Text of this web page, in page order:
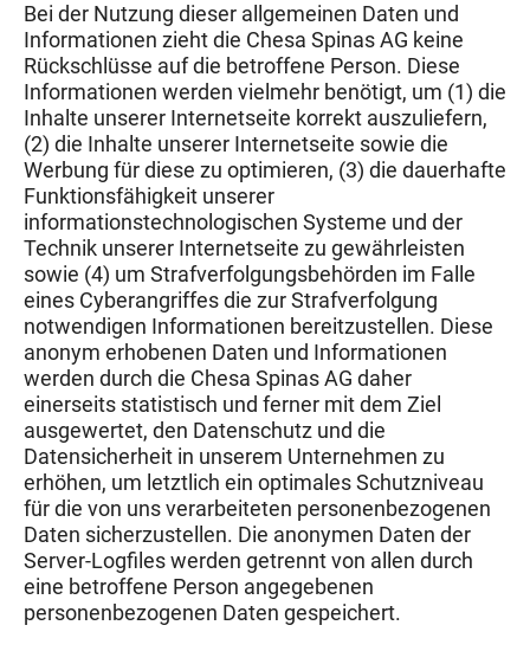
Bei der Nutzung dieser allgemeinen Daten und
Informationen zieht die Chesa Spinas AG keine
Rückschlüsse auf die betroffene Person. Diese
Informationen werden vielmehr benötigt, um (1) die
Inhalte unserer Internetseite korrekt auszuliefern,
(2) die Inhalte unserer Internetseite sowie die
Werbung für diese zu optimieren, (3) die dauerhafte
Funktionsfähigkeit unserer
informationstechnologischen Systeme und der
Technik unserer Internetseite zu gewährleisten
sowie (4) um Strafverfolgungsbehörden im Falle
eines Cyberangriffes die zur Strafverfolgung
notwendigen Informationen bereitzustellen. Diese
anonym erhobenen Daten und Informationen
werden durch die Chesa Spinas AG daher
einerseits statistisch und ferner mit dem Ziel
ausgewertet, den Datenschutz und die
Datensicherheit in unserem Unternehmen zu
erhöhen, um letztlich ein optimales Schutzniveau
für die von uns verarbeiteten personenbezogenen
Daten sicherzustellen. Die anonymen Daten der
Server-Logfiles werden getrennt von allen durch
eine betroffene Person angegebenen
personenbezogenen Daten gespeichert.